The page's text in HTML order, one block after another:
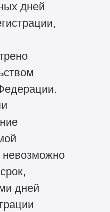
дней
дней